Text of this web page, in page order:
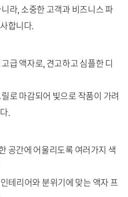
라, 소중한 고객과 비즈니스 파
합니다.
급 액자로, 견고하고 심플한 디
로 마감되어 빛으로 작품이 가려
.
공간에 어울리도록 여러가지 색
테리어와 분위기에 맞는 액자 프